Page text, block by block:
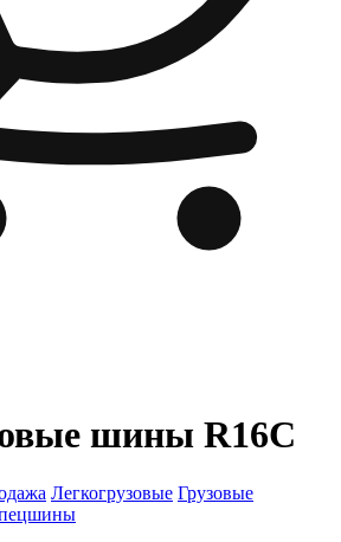
шины R16C
Легкогрузовые Грузовые